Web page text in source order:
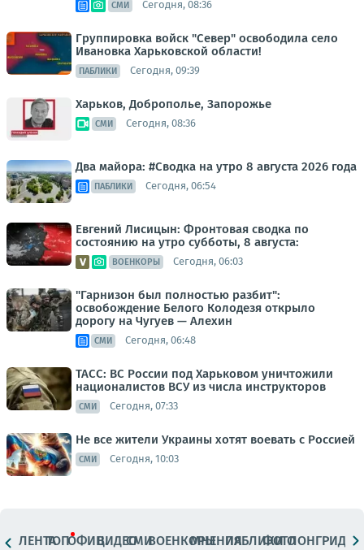
СМИ Сегодня, 08:36
Группировка войск "Север" освободила село
Ивановка Харьковской области!
ПАБЛИКИ Сегодня, 09:39
Харьков, Доброполье, Запорожье
СМИ Сегодня, 08:36
Два майора: #Сводка на утро 8 августа 2026 года
ПАБЛИКИ Сегодня, 06:54
Евгений Лисицын: Фронтовая сводка по
состоянию на утро субботы, 8 августа:
ВОЕНКОРЫ Сегодня, 06:03
"Гарнизон был полностью разбит":
освобождение Белого Колодезя открыло
дорогу на Чугуев — Алехин
СМИ Сегодня, 06:48
ТАСС: ВС России под Харьковом уничтожили
националистов ВСУ из числа инструкторов
СМИ Сегодня, 07:33
Не все жители Украины хотят воевать с Россией
СМИ Сегодня, 10:03
ЛЕНТАТОПОФИЦ.ВИДЕОСМИВОЕНКОРЫМНЕНИЯПАБЛИКИ
ФОТОЛОНГРИДЫ